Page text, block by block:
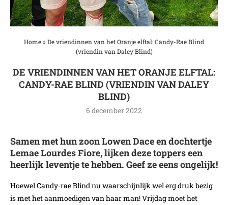
Home» De vriendinnen van het Oranje elftal: Candy-Rae Blind
(vriendin van Daley Blind)
DE VRIENDINNEN VAN HET ORANJE ELFTAL:
CANDY-RAE BLIND (VRIENDIN VAN DALEY
BLIND)
6 december 2022
Samen met hun zoon Lowen Dace en dochtertje
Lemae Lourdes Fiore, lijken deze toppers een
heerlijk leventje te hebben. Geef ze eens ongelijk!
Hoewel Candy-rae Blind nu waarschijnlijk wel erg druk bezig
is met het aanmoedigen van haar man! Vrijdag moet het